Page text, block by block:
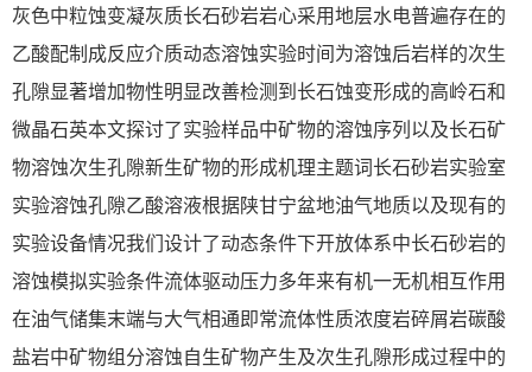
灰色中粒蚀变凝灰质长石砂岩岩心采用地层水电普遍存在的
乙酸配制成反应介质动态溶蚀实验时间为溶蚀后岩样的次生
孔隙显著增加物性明显改善检测到长石蚀变形成的高岭石和
微晶石英本文探讨了实验样品中矿物的溶蚀序列以及长石矿
物溶蚀次生孔隙新生矿物的形成机理主题词长石砂岩实验室
实验溶蚀孔隙乙酸溶液根据陕甘宁盆地油气地质以及现有的
实验设备情况我们设计了动态条件下开放体系中长石砂岩的
溶蚀模拟实验条件流体驱动压力多年来有机一无机相互作用
在油气储集末端与大气相通即常流体性质浓度岩碎屑岩碳酸
盐岩中矿物组分溶蚀自生矿物产生及次生孔隙形成过程中的